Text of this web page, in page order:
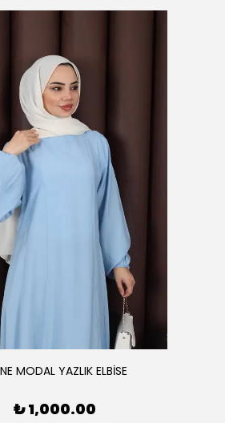
MODAL YAZLIK ELBİSE
₺ 1,000.00